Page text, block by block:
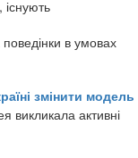
в умовах
змінити модель
викликала активні